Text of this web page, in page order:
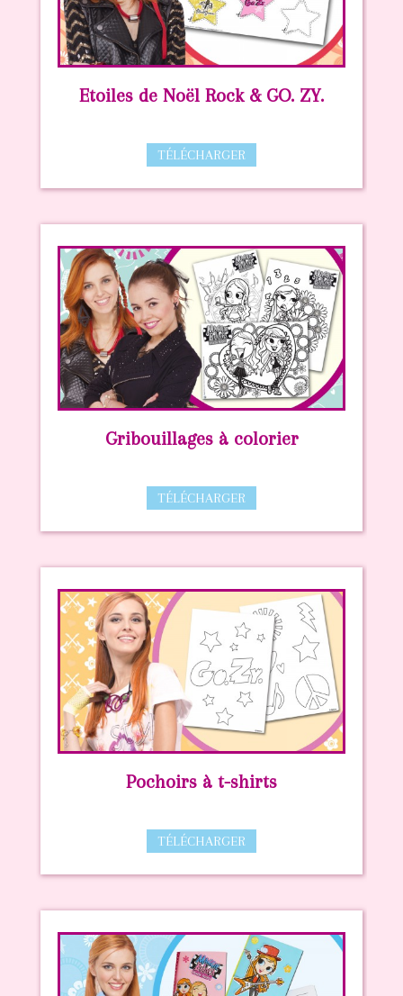
Etoiles de Noël Rock & GO. ZY.
TÉLÉCHARGER
Gribouillages à colorier
TÉLÉCHARGER
Pochoirs à t-shirts
TÉLÉCHARGER